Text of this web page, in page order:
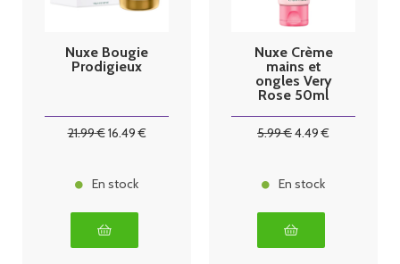
Nuxe Bougie
Prodigieux
21.99€16.49€
En stock
Nuxe Crème
mains et
ongles Very
Rose 50ml
5.99€4.49 €
En stock